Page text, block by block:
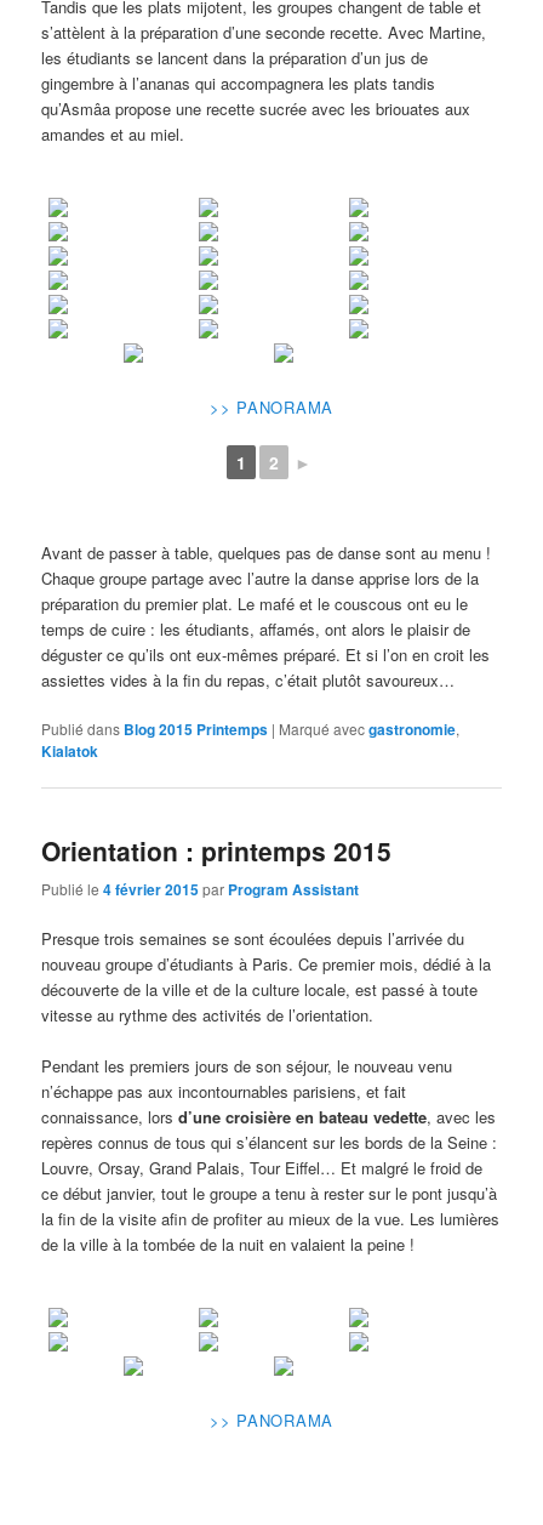
Tandis que les plats mijotent, les groupes changent de table et
s’attèlent à la préparation d’une seconde recette. Avec Martine,
les étudiants se lancent dans la préparation d’un jus de
gingembre à l’ananas qui accompagnera les plats tandis
qu’Asmâa propose une recette sucrée avec les briouates aux
amandes et au miel.
>> PANORAMA
1 2 ►
Avant de passer à table, quelques pas de danse sont au menu !
Chaque groupe partage avec l’autre la danse apprise lors de la
préparation du premier plat. Le mafé et le couscous ont eu le
temps de cuire : les étudiants, affamés, ont alors le plaisir de
déguster ce qu’ils ont eux-mêmes préparé. Et si l’on en croit les
assiettes vides à la fin du repas, c’était plutôt savoureux…
Publié dans Blog 2015 Printemps | Marqué avecgastronomie,
Kialatok
Orientation : printemps 2015
Publié le4 février 2015par Program Assistant
Presque trois semaines se sont écoulées depuis l’arrivée du
nouveau groupe d’étudiants à Paris. Ce premier mois, dédié à la
découverte de la ville et de la culture locale, est passé à toute
vitesse au rythme des activités de l’orientation.
Pendant les premiers jours de son séjour, le nouveau venu
n’échappe pas aux incontournables parisiens, et fait
connaissance, lorsd’une croisière en bateau vedette, avec les
repères connus de tous qui s’élancent sur les bords de la Seine :
Louvre, Orsay, Grand Palais, Tour Eiffel… Et malgré le froid de
ce début janvier, tout le groupe a tenu à rester sur le pont jusqu’à
la fin de la visite afin de profiter au mieux de la vue. Les lumières
de la ville à la tombée de la nuit en valaient la peine !
>> PANORAMA